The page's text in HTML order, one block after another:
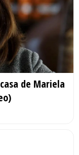
de Mariela